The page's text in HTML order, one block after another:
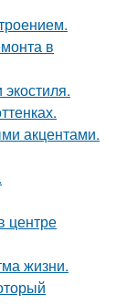
в
акцентами.
центре
жизни.